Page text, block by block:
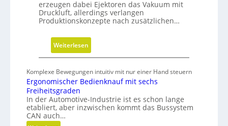
i
c
u
g
erzeugen dabei Ejektoren das Vakuum mit
Druckluft, allerdings verlangen
Produktionskonzepte nach zusätzlichen…
Weiterlesen
V
k
u
m
Komplexe Bewegungen intuitiv mit nur einer Hand steuern
Ergonomischer Bedienknauf mit sechs
Freiheitsgraden
In der Automotive-Industrie ist es schon lange
etabliert, aber inzwischen kommt das Bussystem
CAN auch…